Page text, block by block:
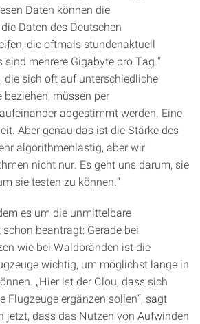
Daten können die
Daten des Deutschen
die oftmals stundenaktuell
sind mehrere Gigabyte pro Tag.“
die sich oft auf unterschiedliche
müssen per
abgestimmt werden. Eine
Aber genau das ist die Stärke des
algorithmenlastig, aber wir
nicht nur. Es geht uns darum, sie
sie testen zu können.“
es um die unmittelbare
beantragt: Gerade bei
wie bei Waldbränden ist die
wichtig, um möglichst lange in
„Hier ist der Clou, dass sich
Flugzeuge ergänzen sollen“, sagt
jetzt, dass das Nutzen von Aufwinden